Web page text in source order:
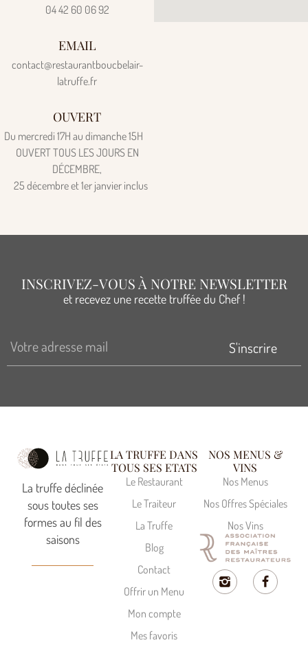
04 42 60 06 92
EMAIL
contact@restaurantboucbelair-
latruffe.fr
OUVERT
Du mercredi 17H au dimanche 15H
OUVERT TOUS LES JOURS EN
DÉCEMBRE,
25 décembre et 1er janvier inclus
INSCRIVEZ-VOUS À NOTRE NEWSLETTER
et recevez une recette truffée du Chef !
S'inscrire
LA TRUFFE DANS
TOUS SES ETATS
Le Restaurant
Le Traiteur
La Truffe
Blog
Contact
Offrir un Menu
Mon compte
Mes favoris
La truffe déclinée
sous toutes ses
formes au fil des
saisons
NOS MENUS &
VINS
Nos Menus
Nos Offres Spéciales
Nos Vins